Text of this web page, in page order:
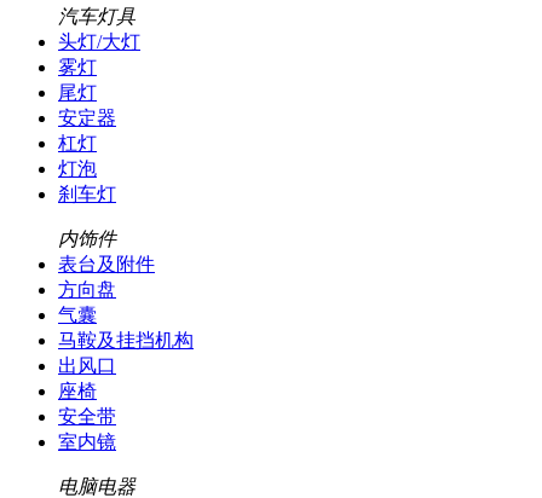
汽车灯具
头灯/大灯
雾灯
尾灯
安定器
杠灯
灯泡
刹车灯
内饰件
表台及附件
方向盘
气囊
马鞍及挂挡机构
出风口
座椅
安全带
室内镜
电脑电器